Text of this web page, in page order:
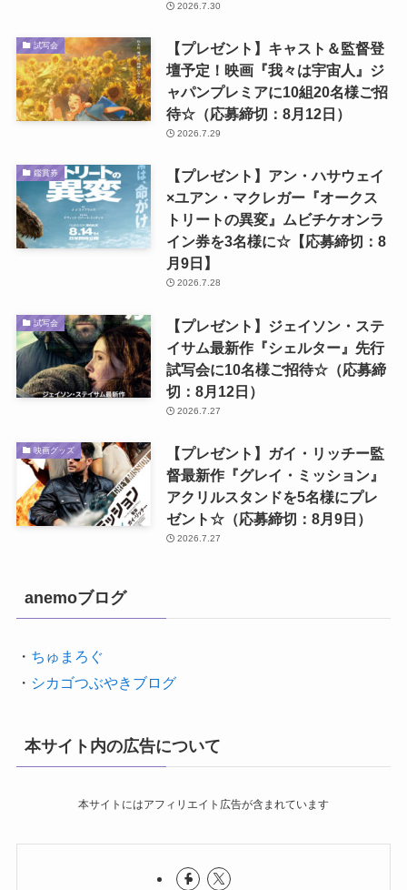
2026.7.30
試写会
【プレゼント】キャスト＆監督登
壇予定！映画『我々は宇宙人』ジ
ャパンプレミアに10組20名様ご招
待☆（応募締切：8月12日）
2026.7.29
鑑賞券
【プレゼント】アン・ハサウェイ
×ユアン・マクレガー『オークス
トリートの異変』ムビチケオンラ
イン券を3名様に☆【応募締切：8
月9日】
2026.7.28
試写会
【プレゼント】ジェイソン・ステ
イサム最新作『シェルター』先行
試写会に10名様ご招待☆（応募締
切：8月12日）
2026.7.27
映画グッズ
【プレゼント】ガイ・リッチー監
督最新作『グレイ・ミッション』
アクリルスタンドを5名様にプレ
ゼント☆（応募締切：8月9日）
2026.7.27
anemoブログ
・ ちゅまろぐ
・ シカゴつぶやきブログ
本サイト内の広告について
本サイトにはアフィリエイト広告が含まれています